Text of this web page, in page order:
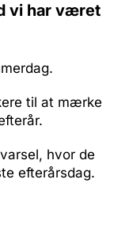
vi har været
til at mærke
hvor de
efterårsdag.